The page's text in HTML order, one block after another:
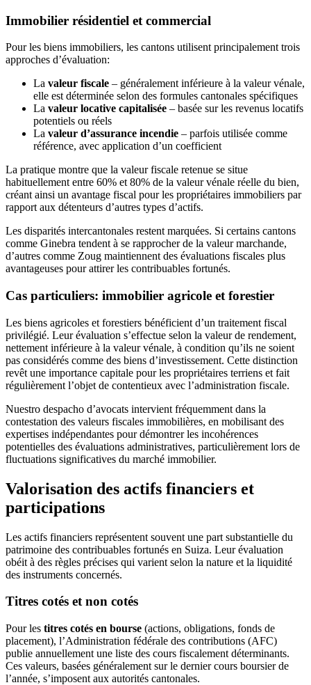
Immobilier résidentiel et commercial
Pour les biens immobiliers, les cantons utilisent principalement trois
approches d’évaluation:
La valeur fiscale – généralement inférieure à la valeur vénale,
elle est déterminée selon des formules cantonales spécifiques
La valeur locative capitalisée – basée sur les revenus locatifs
potentiels ou réels
La valeur d’assurance incendie – parfois utilisée comme
référence, avec application d’un coefficient
La pratique montre que la valeur fiscale retenue se situe
habituellement entre 60% et 80% de la valeur vénale réelle du bien,
créant ainsi un avantage fiscal pour les propriétaires immobiliers par
rapport aux détenteurs d’autres types d’actifs.
Les disparités intercantonales restent marquées. Si certains cantons
comme Ginebra tendent à se rapprocher de la valeur marchande,
d’autres comme Zoug maintiennent des évaluations fiscales plus
avantageuses pour attirer les contribuables fortunés.
Cas particuliers: immobilier agricole et forestier
Les biens agricoles et forestiers bénéficient d’un traitement fiscal
privilégié. Leur évaluation s’effectue selon la valeur de rendement,
nettement inférieure à la valeur vénale, à condition qu’ils ne soient
pas considérés comme des biens d’investissement. Cette distinction
revêt une importance capitale pour les propriétaires terriens et fait
régulièrement l’objet de contentieux avec l’administration fiscale.
Nuestro despacho d’avocats intervient fréquemment dans la
contestation des valeurs fiscales immobilières, en mobilisant des
expertises indépendantes pour démontrer les incohérences
potentielles des évaluations administratives, particulièrement lors de
fluctuations significatives du marché immobilier.
Valorisation des actifs financiers et
participations
Les actifs financiers représentent souvent une part substantielle du
patrimoine des contribuables fortunés en Suiza. Leur évaluation
obéit à des règles précises qui varient selon la nature et la liquidité
des instruments concernés.
Titres cotés et non cotés
Pour les titres cotés en bourse (actions, obligations, fonds de
placement), l’Administration fédérale des contributions (AFC)
publie annuellement une liste des cours fiscalement déterminants.
Ces valeurs, basées généralement sur le dernier cours boursier de
l’année, s’imposent aux autorités cantonales.